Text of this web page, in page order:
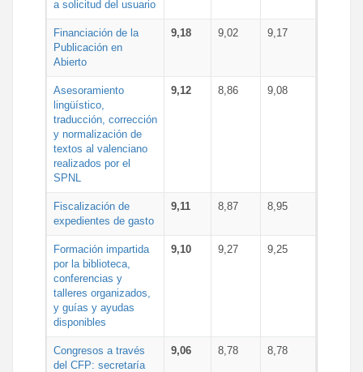
a solicitud del usuario
Financiación de la
Publicación en
Abierto
9,18 9,02 9,17
Asesoramiento
lingüístico,
traducción, corrección
y normalización de
textos al valenciano
realizados por el
SPNL
9,12 8,86 9,08
Fiscalización de
expedientes de gasto
9,11 8,87 8,95
Formación impartida
por la biblioteca,
conferencias y
talleres organizados,
y guías y ayudas
disponibles
9,10 9,27 9,25
Congresos a través
del CFP: secretaría
9,06 8,78 8,78